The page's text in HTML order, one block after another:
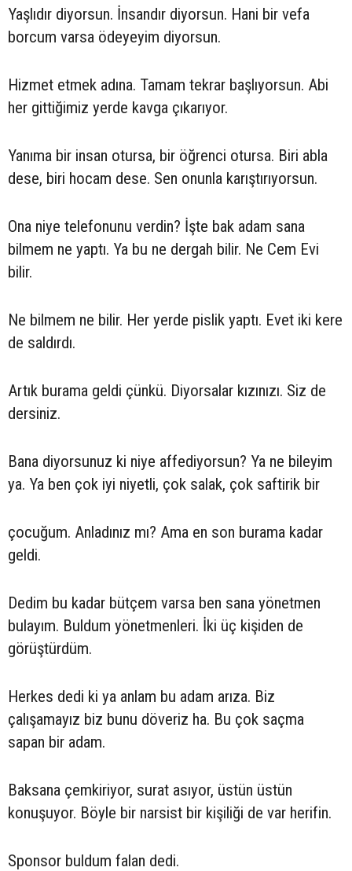
Yaşlıdır diyorsun. İnsandır diyorsun. Hani bir vefa
borcum varsa ödeyeyim diyorsun.
Hizmet etmek adına. Tamam tekrar başlıyorsun. Abi
her gittiğimiz yerde kavga çıkarıyor.
Yanıma bir insan otursa, bir öğrenci otursa. Biri abla
dese, biri hocam dese. Sen onunla karıştırıyorsun.
Ona niye telefonunu verdin? İşte bak adam sana
bilmem ne yaptı. Ya bu ne dergah bilir. Ne Cem Evi
bilir.
Ne bilmem ne bilir. Her yerde pislik yaptı. Evet iki kere
de saldırdı.
Artık burama geldi çünkü. Diyorsalar kızınızı. Siz de
dersiniz.
Bana diyorsunuz ki niye affediyorsun? Ya ne bileyim
ya. Ya ben çok iyi niyetli, çok salak, çok saftirik bir
çocuğum. Anladınız mı? Ama en son burama kadar
geldi.
Dedim bu kadar bütçem varsa ben sana yönetmen
bulayım. Buldum yönetmenleri. İki üç kişiden de
görüştürdüm.
Herkes dedi ki ya anlam bu adam arıza. Biz
çalışamayız biz bunu döveriz ha. Bu çok saçma
sapan bir adam.
Baksana çemkiriyor, surat asıyor, üstün üstün
konuşuyor. Böyle bir narsist bir kişiliği de var herifin.
Sponsor buldum falan dedi.